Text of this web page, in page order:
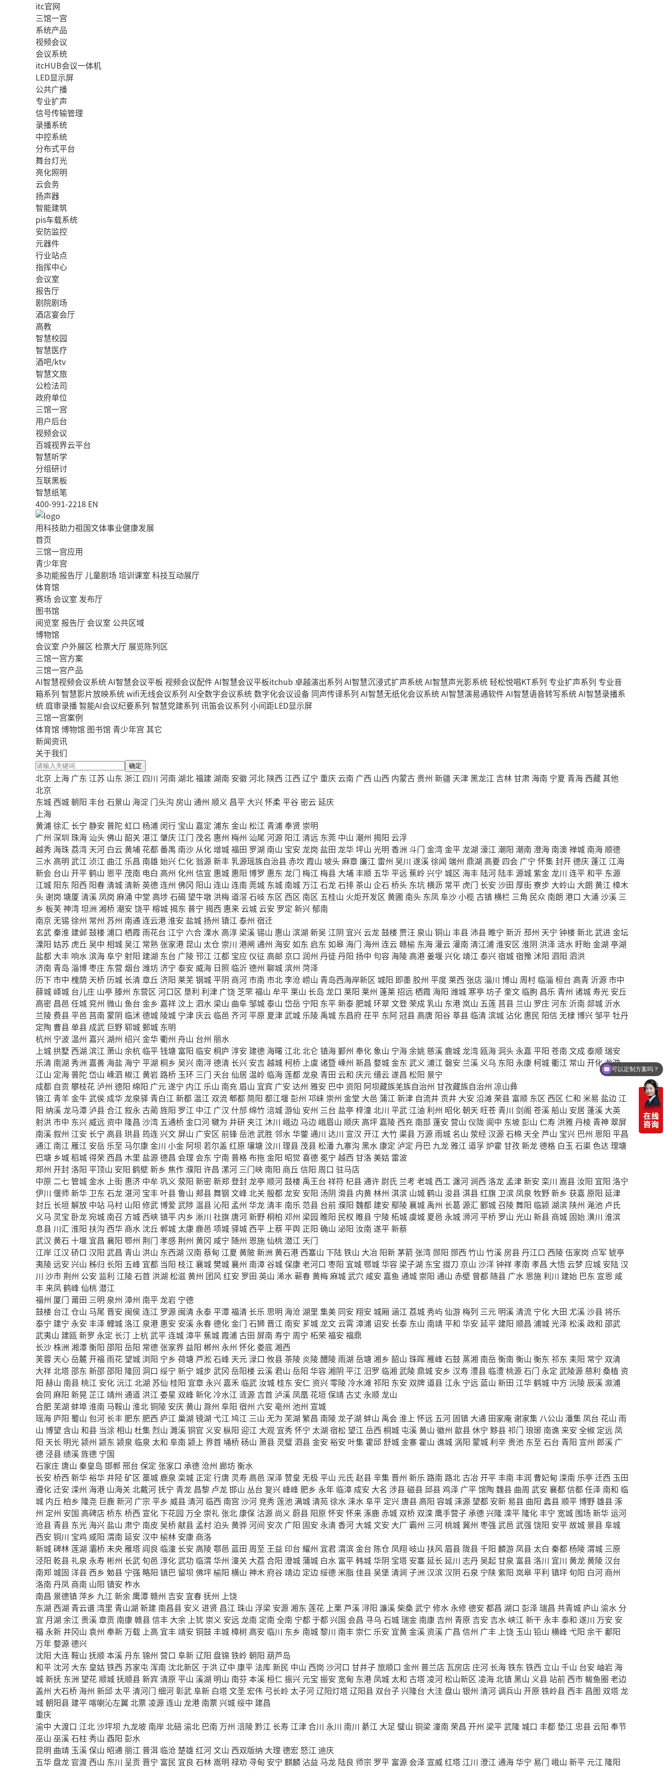
itc官网
三馆一宫
系统产品
视频会议
会议系统
itcHUB会议一体机
LED显示屏
公共广播
专业扩声
信号传输管理
录播系统
中控系统
分布式平台
舞台灯光
亮化照明
云会务
扬声器
智能建筑
pis车载系统
安防监控
元器件
行业站点
指挥中心
会议室
报告厅
剧院剧场
酒店宴会厅
高教
智慧校园
智慧医疗
酒吧/ktv
智慧文旅
公检法司
政府单位
三馆一宫
用户后台
视频会议
百城视界云平台
智慧听学
分组研讨
互联黑板
智慧纸笔
400-991-2218 EN
用科技助力祖国文体事业健康发展
首页
三馆一宫应用
青少年宫
多功能报告厅 儿童剧场 培训课室 科技互动展厅
体育馆
赛场 会议室 发布厅
图书馆
阅览室 报告厅 会议室 公共区域
博物馆
会议室 户外展区 检票大厅 展览陈列区
三馆一宫方案
三馆一宫产品
AI智慧视频会议系统AI智慧会议平板 视频会议配件AI智慧会议平板itchub 卓越演出系列 AI智慧沉浸式扩声系统AI智慧声光影系统轻松悦唱KT系列 专业扩声系列 专业音
箱系列 智慧影片放映系统wifi无线会议系列 AI全数字会议系统数字化会议设备 同声传译系列 AI智慧无纸化会议系统AI智慧演易通软件AI智慧语音转写系统AI智慧录播系
统 庭审录播智能AI会议纪要系列 智慧党建系列 讯笛会议系列 小间距LED显示屏
三馆一宫案例
体育馆 博物馆 图书馆 青少年宫 其它
新闻资讯
关于我们
确定
北京 上海 广东 江苏 山东 浙江 四川 河南 湖北福建湖南 安徽河北 陕西 江西 辽宁 重庆 云南 广西 山西 内蒙古 贵州 新疆 天津黑龙江 吉林甘肃 海南 宁夏 青海 西藏其他
北京
东城 西城朝阳 丰台 石景山 海淀 门头沟 房山 通州 顺义 昌平 大兴怀柔平谷 密云延庆
上海
黄浦徐汇 长宁 静安 普陀 虹口 杨浦 闵行 宝山 嘉定 浦东 金山 松江 青浦奉贤 崇明
广州 深圳 珠海 汕头佛山 韶关 湛江 肇庆 江门 茂名 惠州 梅州 汕尾 河源 阳江 清远 东莞 中山 潮州 揭阳 云浮
越秀 海珠 荔湾 天河 白云黄埔 花都番禺 南沙 从化增城福田 罗湖 南山 宝安 龙岗 盐田 龙华坪山 光明 香洲 斗门 金湾金平龙湖 濠江 潮阳 潮南 澄海 南澳禅城 南海 顺德
三水 高明 武江 浈江 曲江 乐昌 南雄 始兴仁化 翁源新丰乳源瑶族自治县赤坎 霞山 坡头麻章 廉江 雷州 吴川 遂溪徐闻 端州 鼎湖 高要 四会 广宁 怀集封开德庆 蓬江 江海
新会 台山 开平鹤山 恩平 茂南 电白 高州 化州 信宜 惠城 惠阳 博罗 惠东 龙门 梅江 梅县 大埔丰顺 五华平远 蕉岭 兴宁 城区 海丰 陆河 陆丰源城紫金龙川 连平和平 东源
江城 阳东 阳西 阳春清城清新 英德连州 佛冈 阳山 连山 连南 莞城 东城 南城 万江 石龙石排茶山 企石 桥头 东坑横沥 常平 虎门 长安 沙田 厚街寮步 大岭山 大朗 黄江 樟木
头谢岗 塘厦 清溪 凤岗 麻涌 中堂 高埗石碣 望牛墩 洪梅道滘 石岐 东区 西区 南区 五桂山 火炬开发区 黄圃 南头 东凤阜沙小榄 古镇横栏 三角 民众 南朗 港口 大涌 沙溪 三
乡 板芙 神湾坦洲 湘桥潮安 饶平榕城揭东 普宁 揭西 惠来 云城 云安 罗定 新兴郁南
南京 无锡 徐州 常州 苏州 南通连云港淮安 盐城扬州 镇江 泰州 宿迁
玄武秦淮 建邺鼓楼 浦口 栖霞 雨花台 江宁 六合 溧水 高淳 梁溪锡山 惠山 滨湖 新吴 江阴 宜兴 云龙鼓楼 贾汪 泉山 铜山 丰县 沛县 睢宁 新沂邳州 天宁 钟楼 新北武进金坛
溧阳 姑苏 虎丘 吴中 相城吴江 常熟 张家港 昆山 太仓 崇川 港闸 通州 海安 如东 启东 如皋 海门 海州 连云赣榆 东海灌云灌南 清江浦淮安区 淮阴 洪泽 涟水 盱眙金湖 亭湖
盐都 大丰 响水滨海阜宁 射阳 建湖 东台 广陵邗江 江都 宝应 仪征 高邮 京口 润州 丹徒丹阳 扬中 句容 海陵 高港姜堰兴化靖江 泰兴宿城宿豫 沭阳 泗阳 泗洪
济南 青岛 淄博枣庄 东营 烟台 潍坊济宁 泰安 威海 日照 临沂德州 聊城滨州 菏泽
历下市中 槐荫 天桥 历城 长清章丘 济阳 莱芜钢城平阴 商河市南 市北李沧 崂山 青岛西海岸新区 城阳 即墨 胶州 平度 莱西 张店 淄川 博山 周村 临淄 桓台 高青 沂源市中
薛城 峄城 台儿庄 山亭 滕州 东营区 河口区 垦利 利津 广饶 芝罘福山 牟平 莱山 长岛 龙口 莱阳 莱州 蓬莱招远 栖霞 海阳 潍城 寒亭 坊子奎文 临朐 昌乐 青州 诸城寿光 安丘
高密 昌邑 任城 兖州 微山 鱼台 金乡 嘉祥 汶上 泗水 梁山 曲阜邹城泰山 岱岳 宁阳 东平新泰 肥城环翠文登 荣成乳山 东港 岚山 五莲 莒县 兰山 罗庄河东 沂南 郯城 沂水
兰陵 费县平邑 莒南 蒙阴 临沭德城 陵城 宁津 庆云 临邑 齐河平原 夏津武城 乐陵 禹城 东昌府茌平 东阿冠县 高唐 阳谷莘县 临清滨城 沾化 惠民 阳信无棣博兴邹平牡丹
定陶 曹县单县 成武 巨野 郓城 鄄城 东明
杭州 宁波 温州 嘉兴湖州 绍兴金华衢州 舟山 台州 丽水
上城拱墅 西湖 滨江 萧山 余杭 临平钱塘 富阳 临安 桐庐 淳安 建德 海曙 江北北仑镇海鄞州 奉化 象山 宁海余姚 慈溪 鹿城龙湾 瓯海洞头 永嘉 平阳 苍南 文成泰顺瑞安
乐清 南湖 秀洲 嘉善 海盐 海宁 平湖 桐乡 吴兴 南浔德清 长兴 安吉 越城柯桥 上虞 诸暨 嵊州 新昌 婺城金东 武义 浦江 磐安 兰溪 义乌 东阳 永康柯城衢江 常山 开化龙游
江山 定海普陀 岱山 嵊泗 椒江 黄岩 路桥 玉环 三门 天台 仙居 温岭 临海莲都龙泉 青田 云和 庆元缙云遂昌 松阳 景宁
成都 自贡 攀枝花 泸州 德阳 绵阳 广元遂宁 内江 乐山 南充 眉山 宜宾 广安 达州 雅安 巴中 资阳 阿坝藏族羌族自治州 甘孜藏族自治州 凉山彝
锦江 青羊金牛武侯 成华龙泉驿 青白江 新都 温江 双流郫都 简阳 都江堰彭州 邛崃 崇州 金堂 大邑 蒲江 新津 自流井 贡井 大安 沿滩 荣县 富顺 东区 西区 仁和 米易 盐边 江
阳 纳溪龙马潭 泸县合江 叙永古蔺旌阳 罗江 中江 广汉 什邡 绵竹 涪城游仙 安州 三台 盐亭 梓潼北川 平武 江油 利州 昭化朝天 旺苍 青川 剑阁 苍溪船山 安居 蓬溪 大英
射洪市中 东兴 威远 资中 隆昌 沙湾 五通桥金口河犍为 井研 夹江 沐川 峨边 马边 峨眉山 顺庆 高坪 嘉陵 西充 南部 蓬安 营山 仪陇 阆中 东坡彭山 仁寿 洪雅丹棱 青神 翠屏
南溪叙州 江安 长宁 高县珙县筠连兴文 屏山 广安区 前锋岳池武胜 邻水华蓥 通川 达川 宣汉 开江 大竹 渠县 万源雨城 名山 荥经汉源石棉 天全 芦山 宝兴 巴州 恩阳 平昌
通江 南江 雁江 安岳 乐至 马尔康金川 小金 阿坝 若尔盖 红原 壤塘 汶川 理县 茂县松潘 九寨沟 黑水 康定 泸定 丹巴 九龙雅江 道孚炉霍 甘孜新龙德格 白玉 石渠色达 理塘
巴塘 乡城稻城得荣 西昌 木里 盐源德昌 会理 会东 宁南 普格布拖金阳 昭觉 喜德 冕宁 越西 甘洛 美姑 雷波
郑州 开封洛阳 平顶山 安阳 鹤壁新乡 焦作濮阳 许昌 漯河 三门峡 南阳 商丘 信阳 周口 驻马店
中原 二七 管城金水 上街 惠济 中牟巩义 荥阳 新密 新郑登封龙亭 顺河鼓楼 禹王台 祥符 杞县通许 尉氏 兰考 老城 西工瀍河涧西 洛龙 孟津新安 栾川 嵩县 汝阳 宜阳 洛宁
伊川 偃师新华 卫东 石龙湛河 宝丰 叶县鲁山 郏县舞钢 文峰 北关 殷都龙安 安阳 汤阴 滑县 内黄林州 淇滨 山城鹤山 浚县淇县红旗 卫滨 凤泉 牧野新乡 获嘉 原阳 延津
封丘 长垣解放 中站 马村 山阳 修武博爱 武陟 温县沁阳 孟州 华龙清丰 南乐 范县 台前濮阳 魏都 建安 鄢陵襄城 禹州 长葛 源汇 郾城召陵舞阳 临颍 湖滨 陕州 渑池 卢氏
义马 灵宝 卧龙宛城 南召 方城 西峡镇平 内乡 淅川 社旗 唐河新野桐柏 邓州 梁园 睢阳 民权 睢县 宁陵柘城 虞城 夏邑 永城浉河平桥 罗山 光山 新县 商城 固始潢川 淮滨
息县 川汇 淮阳 扶沟 西华 商水 沈丘 郸城 太康 鹿邑 项城驿城 西平 上蔡 平舆 正阳 确山 泌阳 汝南 遂平新蔡
武汉 黄石 十堰 宜昌 襄阳 鄂州 荆门 孝感荆州 黄冈 咸宁 随州 恩施仙桃潜江 天门
江岸 江汉 硚口 汉阳 武昌 青山 洪山 东西湖 汉南 蔡甸 江夏 黄陂 新洲 黄石港 西塞山 下陆铁山 大冶 阳新茅箭 张湾 郧阳 郧西 竹山 竹溪 房县丹江口 西陵伍家岗 点军 猇亭
夷陵远安 兴山 秭归 长阳 五峰 宜都 当阳 枝江 襄城樊城襄州 南漳谷城保康老河口 枣阳 宜城鄂城华容 梁子湖 东宝 掇刀 京山 沙洋钟祥孝南 孝昌 大悟 云梦 应城 安陆汉
川 沙市荆州 公安 监利 江陵石首 洪湖 松滋黄州 团风红安 罗田 英山 浠水蕲春黄梅麻城武穴 咸安 嘉鱼 通城 崇阳 通山 赤壁 曾都 随县 广水 恩施利川 建始 巴东 宣恩 咸
丰 来凤鹤峰 仙桃潜江
福州 厦门 莆田 三明 泉州 漳州 南平龙岩 宁德
鼓楼 台江 仓山 马尾 晋安 闽侯连江 罗源 闽清 永泰平潭福清 长乐 思明 海沧 湖里 集美 同安 翔安 城厢 涵江 荔城秀屿仙游梅列 三元 明溪清流 宁化 大田 尤溪沙县将乐
泰宁 建宁 永安 丰泽鲤城洛江 泉港 惠安 安溪 永春德化金门 石狮 晋江 南安 芗城龙文 云霄 漳浦诏安 长泰 东山 南靖平和 华安 延平 建阳 顺昌 浦城光泽松溪政和 邵武
武夷山 建瓯新罗 永定 长汀 上杭武平连城 漳平 蕉城 霞浦古田 屏南 寿宁 周宁 柘荣 福安 福鼎
长沙株洲 湘潭衡阳 邵阳 岳阳 常德 张家界 益阳 郴州 永州 怀化 娄底湘西
芙蓉 天心岳麓开福 雨花望城 浏阳 宁乡 荷塘 芦淞石峰 天元 渌口 攸县茶陵 炎陵醴陵雨湖 岳塘湘乡 韶山 珠晖 雁峰 石鼓 蒸湘 南岳衡南 衡山 衡东 祁东 耒阳 常宁 双清
大祥北塔邵东 新邵邵阳 隆回 洞口 绥宁 新宁 城步 武冈 岳阳楼 云溪君山 岳阳 华容湘阴 平江 汨罗 临湘 武陵鼎城 安乡 汉寿 澧县 临澧桃源石门 永定 武陵源 慈利 桑植 资
阳 赫山 南县桃江 安化沅江 北湖 苏仙 桂阳 宜章 永兴 嘉禾 临武 汝城桂东 安仁 资兴零陵 冷水滩 祁阳 东安 双牌道县 江永 宁远 蓝山 新田 江华鹤城 中方 沅陵 辰溪 溆浦
会同 麻阳 新晃 芷江 靖州 通道 洪江 娄星 双峰 新化 冷水江 涟源 吉首 泸溪 凤凰 花垣保靖古丈 永顺龙山
合肥 芜湖 蚌埠淮南 马鞍山 淮北铜陵 安庆黄山 滁州 阜阳 宿州 六安 亳州 池州 宣城
瑶海 庐阳 蜀山 包河 长丰 肥东 肥西 庐江 巢湖 镜湖 弋江 鸠江 三山 无为 芜湖 繁昌 南陵龙子湖 蚌山 禹会淮上 怀远 五河 固镇 大通 田家庵谢家集 八公山 潘集 凤台 花山 雨
山 博望 含山 和县 当涂相山 杜集 烈山 濉溪铜官 义安 枞阳 迎江 大观 宜秀怀宁 太湖 宿松 望江 岳西 桐城 屯溪黄山 徽州 歙县休宁 黟县祁门 琅琊 南谯 来安 全椒 定远 凤
阳 天长 明光颍州 颍东 颍泉 临泉 太和 阜南 颍上 界首埇桥砀山 萧县 灵璧泗县金安 裕安 叶集 霍邱舒城金寨 霍山 谯城 涡阳 蒙城利辛 贵池 东至 石台 青阳 宣州 郎溪 广
德 泾县绩溪旌德 宁国
石家庄 唐山 秦皇岛 邯郸 邢台 保定 张家口 承德 沧州 廊坊衡水
长安 桥西 新华裕华 井陉矿区 藁城 鹿泉 栾城 正定 行唐 灵寿 高邑 深泽 赞皇 无极 平山 元氏赵县辛集 晋州 新乐 路南 路北古冶 开平丰南 丰润 曹妃甸 滦南 乐亭 迁西 玉田
遵化迁安 滦州 海港 山海关 北戴河抚宁 青龙 昌黎 卢龙邯山 丛台 复兴 峰峰 肥乡 永年 临漳 成安 大名 涉县磁县邱县鸡泽 广平馆陶 魏县 曲周 武安 襄都信都任泽 南和 临
城 内丘 柏乡 隆尧 巨鹿新河 广宗 平乡 威县清河 临西 南宫 沙河竞秀莲池 满城清苑徐水 涞水阜平 定兴 唐县 高阳 容城 涞源望都 安新易县 曲阳 蠡县 顺平博野雄县涿
州 定州 安国 高碑店 桥东 桥西 宣化下花园 万全 崇礼 张北 康保 沽源 尚义 蔚县 阳原 怀安 怀来涿鹿赤城 双桥 双滦 鹰手营子承德兴隆 滦平 隆化丰宁 宽城 围场 新华运河
沧县 青县 东光 海兴 盐山 肃宁 南皮 吴桥献县 孟村 泊头黄骅河间 安次 广阳 固安 永清 香河 大城文安 大厂 霸州 三河桃城冀州 枣强 武邑 武强 饶阳 安平故城 景县阜城
西安 铜川 宝鸡 咸阳 渭南 延安 汉中 榆林 安康 商洛
新城碑林莲湖 灞桥未央 雁塔 阎良 临潼 长安 高陵鄠邑 蓝田 周至 王益 印台 耀州 宜君渭滨金台 陈仓 凤翔 岐山 扶风 眉县 陇县千阳 麟游 凤县 太白 秦都杨陵渭城 三原
泾阳 乾县礼泉 永寿彬州 长武旬邑 淳化武功 临渭 华州 潼关 大荔 合阳 澄城蒲城 白水 富平韩城华阴 宝塔 安塞延长 延川 志丹吴起甘泉 富县洛川 宜川 黄龙黄陵汉台
南郑城固 洋县 西乡 勉县 宁强 略阳 镇巴 留坝 佛坪榆阳 横山 神木 府谷靖边 定边绥德 米脂佳县吴堡 清涧 子洲 汉滨汉阴 石泉 宁陕紫阳 岚皋平利 镇坪旬阳 白河 商州
洛南 丹凤 商南 山阳 镇安 柞水
南昌 景德镇萍乡 九江 新余 鹰潭赣州 吉安 宜春抚州 上饶
东湖 西湖 青云谱湾里 青山湖 新建 南昌县 安义 进贤 昌江 珠山 浮梁 安源湘东 莲花 上栗 芦溪 浔阳 濂溪柴桑武宁 修水 永修德安 都昌 湖口 彭泽瑞昌 共青城 庐山 渝水 分
宜 月湖 余江 贵溪章贡 南康赣县信丰 大余 上犹 崇义 安远 龙南 定南 全南 宁都于都兴国 会昌 寻乌 石城瑞金 南康 吉州 青原 吉安 吉水 峡江 新干 永丰泰和 遂川 万安 安
福 永新 井冈山 袁州 奉新 万载 上高 宜丰靖安 铜鼓丰城樟树 高安 临川 东乡 南城黎川 南丰 崇仁 乐安 宜黄金溪 资溪 广昌 信州 广丰 上饶 玉山 铅山 横峰 弋阳 余干鄱阳
万年婺源德兴
沈阳 大连鞍山 抚顺本溪丹东 锦州 营口 阜新辽阳 盘锦 铁岭 朝阳 葫芦岛
和平 沈河 大东 皇姑铁西 苏家屯 浑南 沈北新区 于洪辽中 康平 法库新民 中山 西岗 沙河口 甘井子旅顺口 金州 普兰店 瓦房店 庄河 长海铁东 铁西 立山 千山 台安 岫岩 海
城新抚 东洲 望花 顺城抚顺县新宾 清原 平山 溪湖 明山 南芬 本溪桓仁振兴 元宝 振安 宽甸 东港 凤城 太和 古塔 凌河松山新区 凌海北镇黑山 义县 站前 西市 鲅鱼圈 老边
盖州 大石桥 海州 新邱 太平清河门 细河彰武阜新 白塔文圣宏伟 弓长岭 太子河辽阳灯塔辽阳县 双台子兴隆台 大洼 盘山 银州 清河调兵山 开原 铁岭县 西丰 昌图 双塔龙
城朝阳县 建平 喀喇沁左翼北票 凌源连山 龙港 南票兴城绥中 建昌
重庆
渝中 大渡口 江北沙坪坝 九龙坡 南岸北碚渝北 巴南 万州 涪陵黔江 长寿 江津合川 永川 南川 綦江 大足 璧山 铜梁潼南 荣昌 开州 梁平武隆城口 丰都 垫江 忠县 云阳 奉节
巫山 巫溪石柱 秀山 酉阳 彭水
昆明 曲靖 玉溪保山 昭通丽江 普洱 临沧 楚雄 红河文山 西双版纳 大理 德宏 怒江 迪庆
五华盘龙 官渡 西山 东川 呈贡 晋宁 富民 宜良 石林嵩明 禄劝 寻甸 安宁 麒麟 沾益 马龙 陆良 师宗 罗平 富源 会泽 宣威红塔 江川 澄江 通海华宁 易门 峨山 新平 元江 隆阳
你们电话多少
可以定制方案吗？